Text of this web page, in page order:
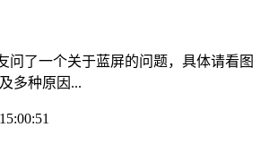
问了一个关于蓝屏的问题，具体请看图
多种原因...